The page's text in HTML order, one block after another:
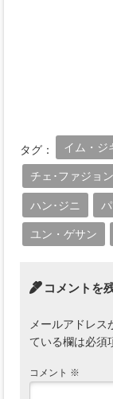
タグ： イム・ジ
チェ･ファジョン
ハン･ジニ
ユン・ゲサン
コメントを
メールアドレス
ている欄は必須
コメント ※